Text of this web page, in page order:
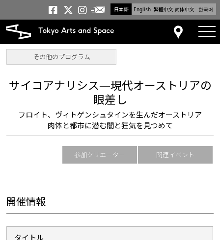
日本語 English 繁體中文 简体中文 한국어
トーキョーアーツアンド
トーキョーアーツアンド
トーキョーアーツア
メールニュース
アクセス
その他のプログラム
サイコアナリシス―現代オーストリアの
眼差し
フロイト、ヴィトゲンシュタインを生んだオーストリア
肉体と都市に潜む闇と狂気を見つめて
関連イベント
参加クリエーター
開催情報
タイトル